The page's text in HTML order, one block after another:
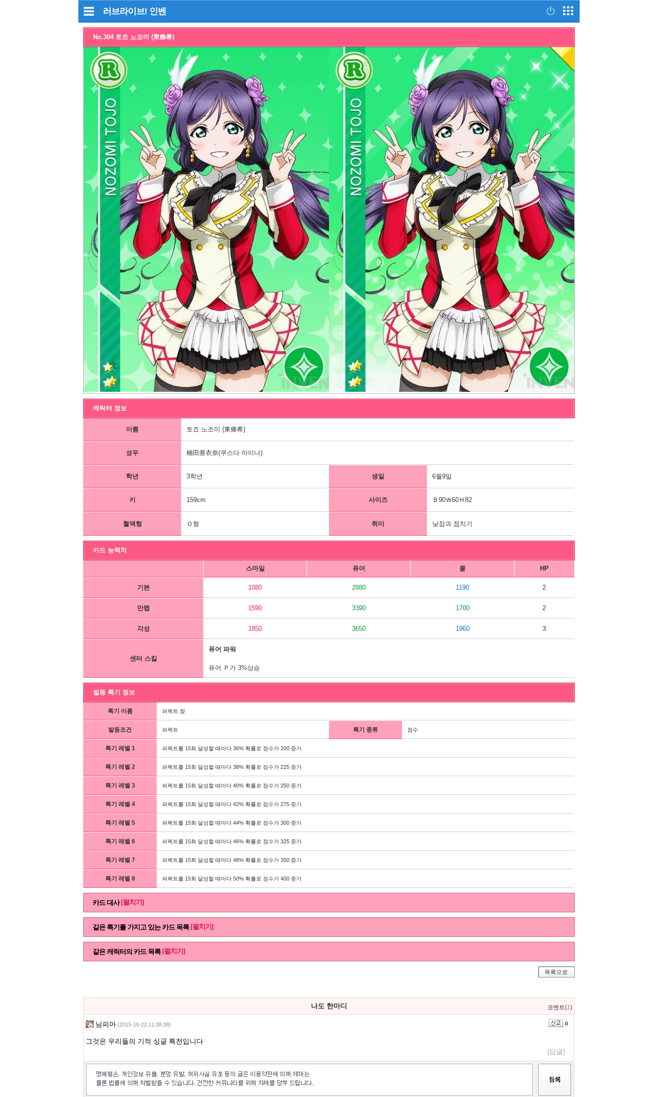
러브라이브! 인벤
No.304 토죠 노조미 (東條希)
캐릭터 정보
이름 토죠 노조미 (東條希)
성우 楠田亜衣奈(쿠스다 아이나)
학년 3학년 생일 6월9일
키 159cm 사이즈 Ｂ90Ｗ60Ｈ82
혈액형 Ｏ형 취미 낮잠과 점치기
카드 능력치
스마일 퓨어 쿨 HP
기본 1080 2880 1190 2
만렙 1590 3390 1700 2
각성 1850 3650 1960 3
센터 스킬
퓨어 파워
퓨어 Ｐ가 3%상승
발동 특기 정보
특기 이름 퍼펙트 챰
발동조건 퍼펙트 특기 종류 점수
특기 레벨 1 퍼펙트를 15회 달성할 때마다 36% 확률로 점수가 200 증가
특기 레벨 2 퍼펙트를 15회 달성할 때마다 38% 확률로 점수가 225 증가
특기 레벨 3 퍼펙트를 15회 달성할 때마다 40% 확률로 점수가 250 증가
특기 레벨 4 퍼펙트를 15회 달성할 때마다 42% 확률로 점수가 275 증가
특기 레벨 5 퍼펙트를 15회 달성할 때마다 44% 확률로 점수가 300 증가
특기 레벨 6 퍼펙트를 15회 달성할 때마다 46% 확률로 점수가 325 증가
특기 레벨 7 퍼펙트를 15회 달성할 때마다 48% 확률로 점수가 350 증가
특기 레벨 8 퍼펙트를 15회 달성할 때마다 50% 확률로 점수가 400 증가
카드 대사 [펼치기]
같은 특기를 가지고 있는 카드 목록 [펼치기]
같은 캐릭터의 카드 목록 [펼치기]
목록으로
나도 한마디 코멘트(1)
님피아 (2015-10-22 11:38:38) 0
그것은 우리들의 기적 싱글 특전입니다
[답글]